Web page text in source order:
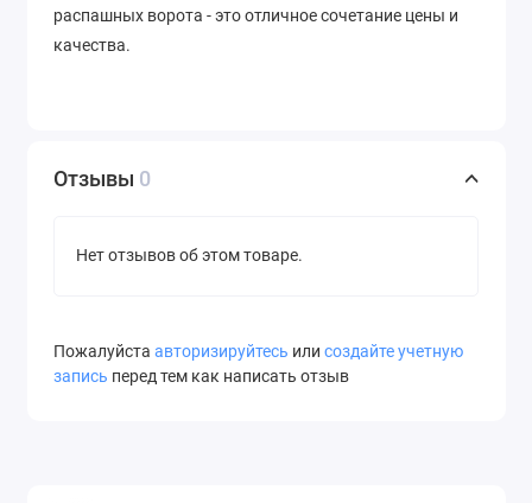
распашных ворота - это отличное сочетание цены и
качества.
Отзывы 0
Нет отзывов об этом товаре.
Пожалуйста авторизируйтесь или создайте учетную
запись перед тем как написать отзыв